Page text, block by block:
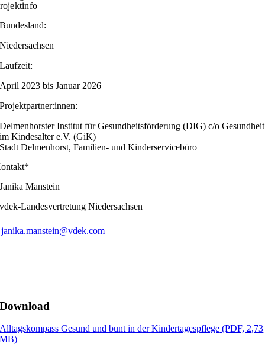
Bundesland:
Niedersachsen
Laufzeit:
April 2023 bis Januar 2026
Projektpartner:innen:
Delmenhorster Institut für Gesundheitsförderung (DIG) c/o Gesundheit
im Kindesalter e.V. (GiK)
Stadt Delmenhorst, Familien- und Kinderservicebüro
Janika Manstein
vdek-Landesvertretung Niedersachsen
janika.manstein@vdek.com
Download
Alltagskompass Gesund und bunt in der Kindertagespflege (PDF, 2,73
MB)